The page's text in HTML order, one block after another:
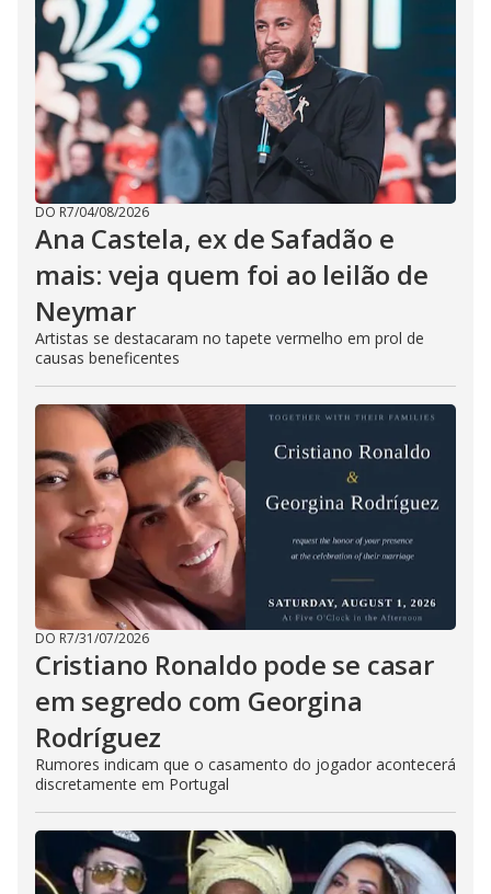
DO R7/04/08/2026
Ana Castela, ex de Safadão e
mais: veja quem foi ao leilão de
Neymar
Artistas se destacaram no tapete vermelho em prol de
causas beneficentes
DO R7/31/07/2026
Cristiano Ronaldo pode se casar
em segredo com Georgina
Rodríguez
Rumores indicam que o casamento do jogador acontecerá
discretamente em Portugal